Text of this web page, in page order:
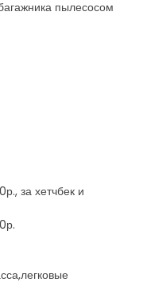
пылесосом
за хетчбек и